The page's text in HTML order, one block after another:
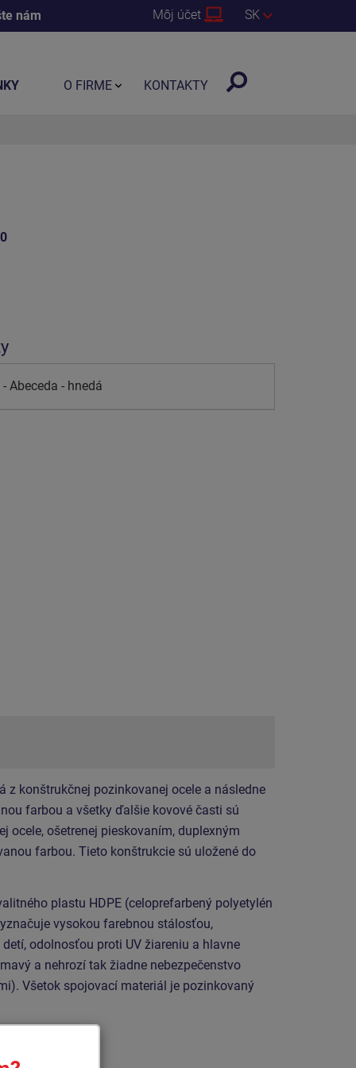
nám Môj účet SK
Abeceda - hnedá
z konštrukčnej pozinkovanej ocele a následne
farbou a všetky ďalšie kovové časti sú
ocele, ošetrenej pieskovaním, duplexným
farbou. Tieto konštrukcie sú uložené do
plastu HDPE (celoprefarbený polyetylén
vysokou farebnou stálosťou,
odolnosťou proti UV žiareniu a hlavne
a nehrozí tak žiadne nebezpečenstvo
Všetok spojovací materiál je pozinkovaný
O FIRME KONTAKTY